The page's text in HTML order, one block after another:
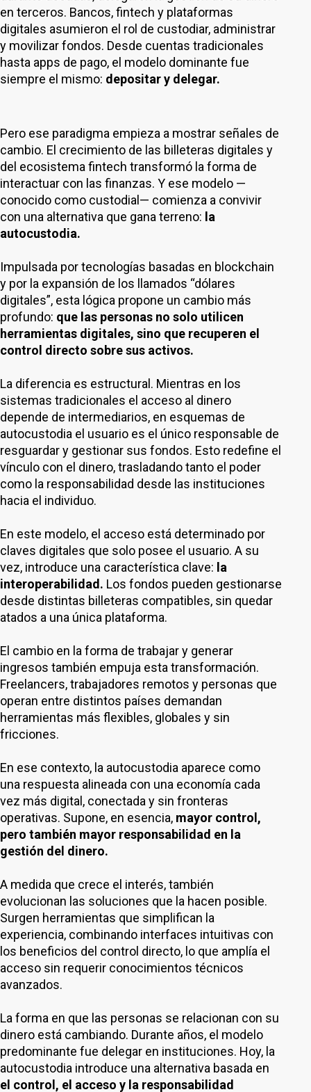
en terceros. Bancos, fintech y plataformas
digitales asumieron el rol de custodiar, administrar
y movilizar fondos. Desde cuentas tradicionales
hasta apps de pago, el modelo dominante fue
siempre el mismo: depositar y delegar.
Pero ese paradigma empieza a mostrar señales de
cambio. El crecimiento de las billeteras digitales y
del ecosistema fintech transformó la forma de
interactuar con las finanzas. Y ese modelo —
conocido como custodial— comienza a convivir
con una alternativa que gana terreno: la
autocustodia.
Impulsada por tecnologías basadas en blockchain
y por la expansión de los llamados “dólares
digitales”, esta lógica propone un cambio más
profundo: que las personas no solo utilicen
herramientas digitales, sino que recuperen el
control directo sobre sus activos.
La diferencia es estructural. Mientras en los
sistemas tradicionales el acceso al dinero
depende de intermediarios, en esquemas de
autocustodia el usuario es el único responsable de
resguardar y gestionar sus fondos. Esto redefine el
vínculo con el dinero, trasladando tanto el poder
como la responsabilidad desde las instituciones
hacia el individuo.
En este modelo, el acceso está determinado por
claves digitales que solo posee el usuario. A su
vez, introduce una característica clave: la
interoperabilidad. Los fondos pueden gestionarse
desde distintas billeteras compatibles, sin quedar
atados a una única plataforma.
El cambio en la forma de trabajar y generar
ingresos también empuja esta transformación.
Freelancers, trabajadores remotos y personas que
operan entre distintos países demandan
herramientas más flexibles, globales y sin
fricciones.
En ese contexto, la autocustodia aparece como
una respuesta alineada con una economía cada
vez más digital, conectada y sin fronteras
operativas. Supone, en esencia, mayor control,
pero también mayor responsabilidad en la
gestión del dinero.
A medida que crece el interés, también
evolucionan las soluciones que la hacen posible.
Surgen herramientas que simplifican la
experiencia, combinando interfaces intuitivas con
los beneficios del control directo, lo que amplía el
acceso sin requerir conocimientos técnicos
avanzados.
La forma en que las personas se relacionan con su
dinero está cambiando. Durante años, el modelo
predominante fue delegar en instituciones. Hoy, la
autocustodia introduce una alternativa basada en
el control, el acceso y la responsabilidad